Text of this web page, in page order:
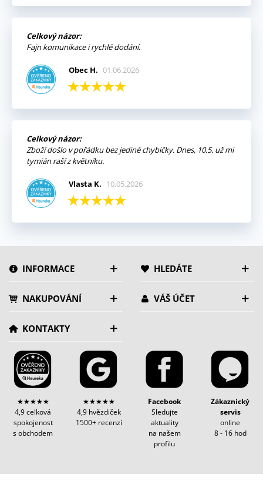
Celkový názor:
Fajn komunikace i rychlé dodání.
Obec H. 01.06.2026
Celkový názor:
Zboží došlo v pořádku bez jediné chybičky. Dnes, 10.5. už mi
tymián raší z květníku.
Vlasta K. 10.05.2026
INFORMACE HLEDÁTE
NAKUPOVÁNÍ VÁŠ ÚČET
KONTAKTY
★★★★★
4,9 celková
spokojenost
s obchodem
★★★★★
4,9 hvězdiček
1500+ recenzí
Facebook
Sledujte
aktuality
na našem
profilu
Zákaznický
servis
online
8 - 16 hod